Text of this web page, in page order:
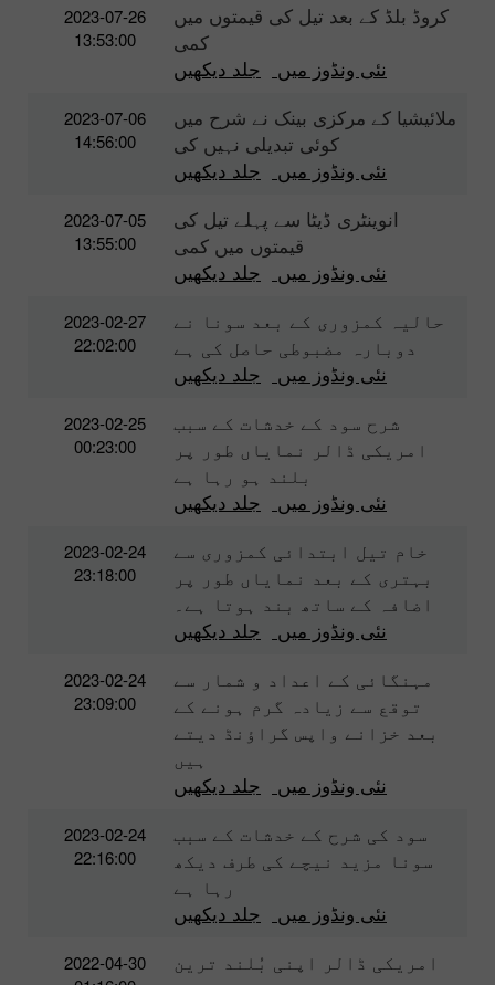
2023-07-26
13:53:00
کروڈ بلڈ کے بعد تیل کی قیمتوں میں
کمی
نئی ونڈوز میں
جلد دیکھیں
2023-07-06
14:56:00
ملائیشیا کے مرکزی بینک نے شرح میں
کوئی تبدیلی نہیں کی
نئی ونڈوز میں
جلد دیکھیں
2023-07-05
13:55:00
انوینٹری ڈیٹا سے پہلے تیل کی
قیمتوں میں کمی
نئی ونڈوز میں
جلد دیکھیں
2023-02-27
22:02:00
حالیہ کمزوری کے بعد سونا نے
دوبارہ مضبوطی حاصل کی ہے
نئی ونڈوز میں
جلد دیکھیں
2023-02-25
00:23:00
شرح سود کے خدشات کے سبب
امریکی ڈالر نمایاں طور پر
بلند ہو رہا ہے
نئی ونڈوز میں
جلد دیکھیں
2023-02-24
23:18:00
خام تیل ابتدائی کمزوری سے
بہتری کے بعد نمایاں طور پر
اضافہ کے ساتھ بند ہوتا ہے۔
نئی ونڈوز میں
جلد دیکھیں
2023-02-24
23:09:00
مہنگائی کے اعداد و شمار سے
توقع سے زیادہ گرم ہونے کے
بعد خزانے واپس گراؤنڈ دیتے
ہیں
نئی ونڈوز میں
جلد دیکھیں
2023-02-24
22:16:00
سود کی شرح کے خدشات کے سبب
سونا مزید نیچے کی طرف دیکھ
رہا ہے
نئی ونڈوز میں
جلد دیکھیں
2022-04-30
امریکی ڈالر اپنی بُلند ترین